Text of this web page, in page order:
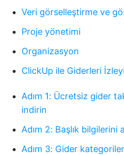
Veri görselleştirme ve
Proje yönetimi
Organizasyon
ClickUp ile Giderleri
Adım 1: Ücretsiz gider
indirin
Adım 2: Başlık bilgilerini
Adım 3: Gider